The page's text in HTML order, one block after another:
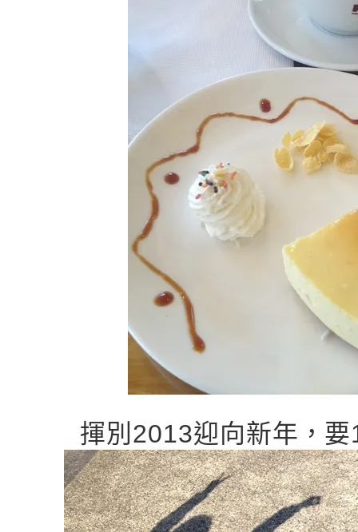
揮別2013迎向新年，